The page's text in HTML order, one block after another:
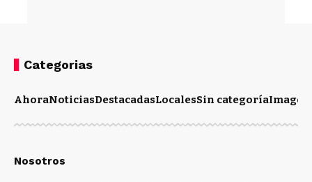
Categorias
AhoraNoticiasDestacadasLocalesSin categoríaImagen
Nosotros